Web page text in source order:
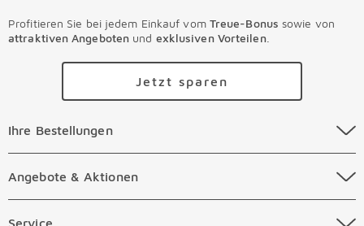
Profitieren Sie bei jedem Einkauf vom Treue-Bonus sowie von
attraktiven Angeboten und exklusiven Vorteilen.
Jetzt sparen
Ihre Bestellungen Überspringen
Ihre Bestellungen
Online Zahlungsarten
Angebote & Aktionen Überspringen
Angebote & Aktionen
Service Überspringen
Service